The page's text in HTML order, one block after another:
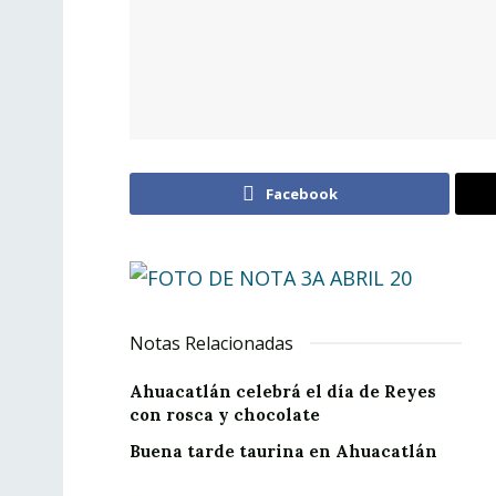
Facebook
Notas Relacionadas
Ahuacatlán celebrá el día de Reyes
con rosca y chocolate
Buena tarde taurina en Ahuacatlán